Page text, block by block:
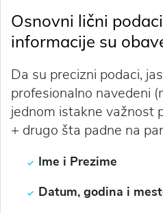
Osnovni lični
informacije su
Da su precizni podaci,
profesionalno navedeni
jednom istakne važnost
+ drugo šta padne na
Ime i Prezime
Datum, godina i